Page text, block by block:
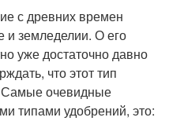
с древних времен
и земледелии. О его
уже достаточно давно
что этот тип
Самые очевидные
типами удобрений, это: